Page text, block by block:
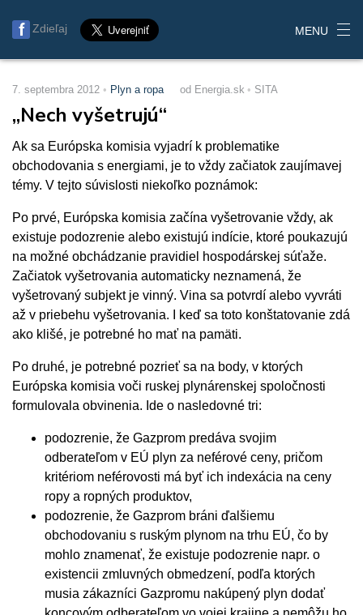
Zdieľaj MENU
7. septembra 2012 Plyn a ropa od Energia.sk SITA
„Nech vyšetrujú“
Ak sa Európska komisia vyjadrí k problematike
obchodovania s energiami, je to vždy začiatok zaujímavej
témy. V tejto súvislosti niekoľko poznámok:
Po prvé, Európska komisia začína vyšetrovanie vždy, ak
existuje podozrenie alebo existujú indície, ktoré poukazujú
na možné obchádzanie pravidiel hospodárskej súťaže.
Začiatok vyšetrovania automaticky neznamená, že
vyšetrovaný subjekt je vinný. Vina sa potvrdí alebo vyvráti
až v priebehu vyšetrovania. I keď sa toto konštatovanie zdá
ako klišé, je potrebné ho mať na pamäti.
Po druhé, je potrebné pozrieť sa na body, v ktorých
Európska komisia voči ruskej plynárenskej spoločnosti
formulovala obvinenia. Ide o nasledovné tri:
podozrenie, že Gazprom predáva svojim
odberateľom v EÚ plyn za neférové ceny, pričom
kritériom neférovosti má byť ich indexácia na ceny
ropy a ropných produktov,
podozrenie, že Gazprom bráni ďalšiemu
obchodovaniu s ruským plynom na trhu EÚ, čo by
mohlo znamenať, že existuje podozrenie napr. o
existencii zmluvných obmedzení, podľa ktorých
musia zákazníci Gazpromu nakúpený plyn dodať